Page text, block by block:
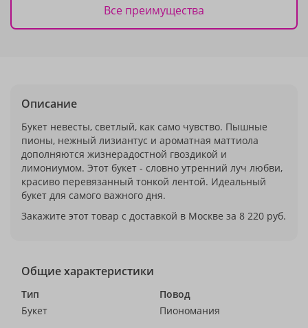
Все преимущества
Описание
Букет невесты, светлый, как само чувство. Пышные
пионы, нежный лизиантус и ароматная маттиола
дополняются жизнерадостной гвоздикой и
лимониумом. Этот букет - словно утренний луч любви,
красиво перевязанный тонкой лентой. Идеальный
букет для самого важного дня.
Закажите этот товар с доставкой в Москве за 8 220 руб.
Общие характеристики
Тип
Букет
Повод
Пиономания